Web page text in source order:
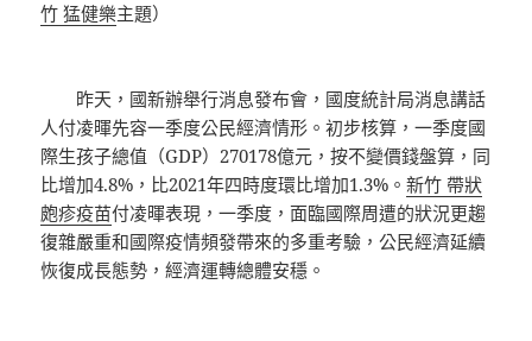
竹 猛健樂主題）
昨天，國新辦舉行消息發布會，國度統計局消息講話
人付凌暉先容一季度公民經濟情形。初步核算，一季度國
際生孩子總值（GDP）270178億元，按不變價錢盤算，同
比增加4.8%，比2021年四時度環比增加1.3%。新竹 帶狀
皰疹疫苗付凌暉表現，一季度，面臨國際周遭的狀況更趨
復雜嚴重和國際疫情頻發帶來的多重考驗，公民經濟延續
恢復成長態勢，經濟運轉總體安穩。